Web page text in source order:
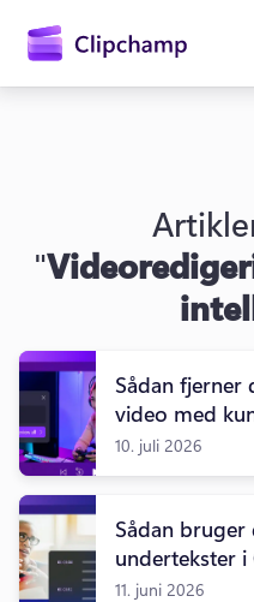
Prøv det gratis
"
Sådan fjerner
video med
10. juli 2026
Sådan
undertekster
11. juni 2026